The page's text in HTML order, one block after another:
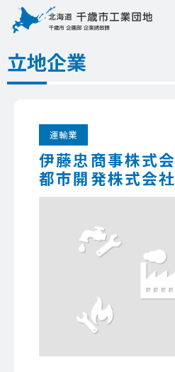
立地企業
運輸業
伊藤忠商事株式
都市開発株式会社